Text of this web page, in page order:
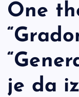
One
“
je da